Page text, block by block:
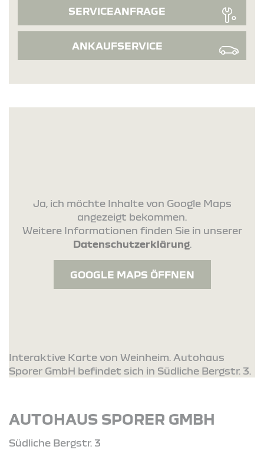
SERVICEANFRAGE
ANKAUFSERVICE
Ja, ich möchte Inhalte von Google Maps
angezeigt bekommen.
Weitere Informationen finden Sie in unserer
Datenschutzerklärung.
GOOGLE MAPS ÖFFNEN
Interaktive Karte von Weinheim. Autohaus
Sporer GmbH befindet sich in Südliche Bergstr. 3.
AUTOHAUS SPORER GMBH
Südliche Bergstr. 3